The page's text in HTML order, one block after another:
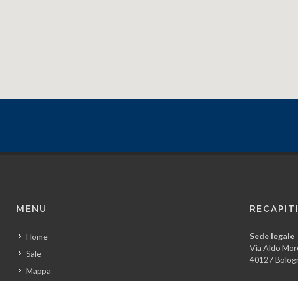
MENU
Home
Sale
Mappa
RECAPITI
Sede legale
Via Aldo
40127